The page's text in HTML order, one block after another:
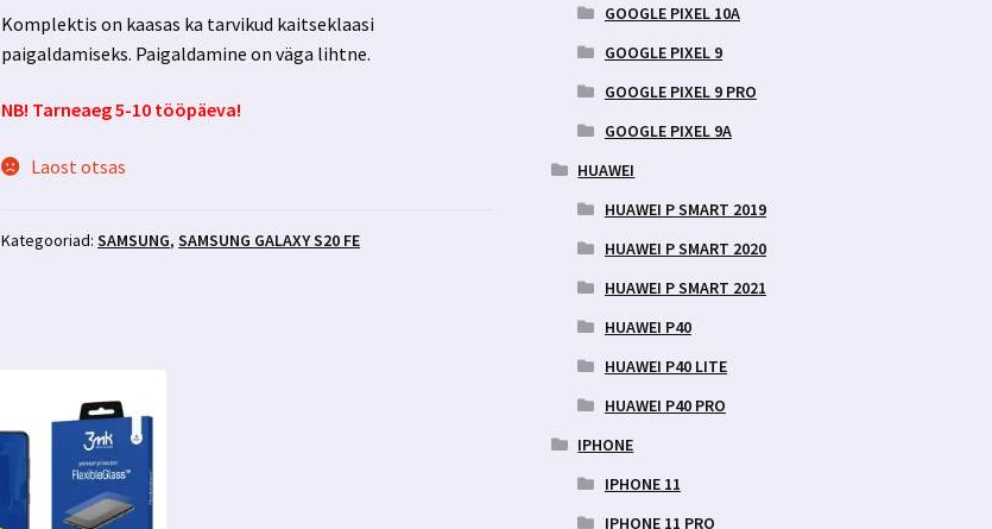
Komplektis on kaasas ka tarvikud kaitseklaasi
paigaldamiseks. Paigaldamine on väga lihtne.
NB! Tarneaeg 5-10 tööpäeva!
Laost otsas
Kategooriad:SAMSUNG,SAMSUNG GALAXY S20 FE
GOOGLE PIXEL 10A
GOOGLE PIXEL 9
GOOGLE PIXEL 9 PRO
GOOGLE PIXEL 9A
HUAWEI
HUAWEI P SMART 2019
HUAWEI P SMART 2020
HUAWEI P SMART 2021
HUAWEI P40
HUAWEI P40 LITE
HUAWEI P40 PRO
IPHONE
IPHONE 11
IPHONE 11 PRO